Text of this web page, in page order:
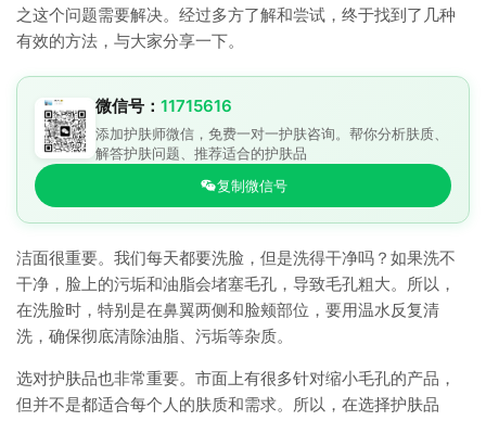
之这个问题需要解决。经过多方了解和尝试，终于找到了几种
有效的方法，与大家分享一下。
微信号： 11715616
添加护肤师微信，免费一对一护肤咨询。帮你分析肤质、
解答护肤问题、推荐适合的护肤品
复制微信号
洁面很重要。我们每天都要洗脸，但是洗得干净吗？如果洗不
干净，脸上的污垢和油脂会堵塞毛孔，导致毛孔粗大。所以，
在洗脸时，特别是在鼻翼两侧和脸颊部位，要用温水反复清
洗，确保彻底清除油脂、污垢等杂质。
选对护肤品也非常重要。市面上有很多针对缩小毛孔的产品，
但并不是都适合每个人的肤质和需求。所以，在选择护肤品